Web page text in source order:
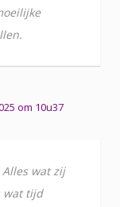
om 10u37
wat zij
wat tijd